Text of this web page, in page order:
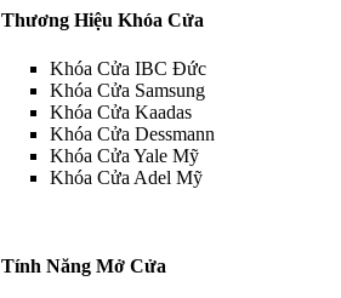
Thương Hiệu Khóa Cửa
Khóa Cửa IBC Đức
Khóa Cửa Samsung
Khóa Cửa Kaadas
Khóa Cửa Dessmann
Khóa Cửa Yale Mỹ
Khóa Cửa Adel Mỹ
Tính Năng Mở Cửa